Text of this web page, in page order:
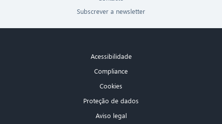
Subscrever a newsletter
Acessibilidade
Compliance
Cookies
Proteção de dados
Aviso legal